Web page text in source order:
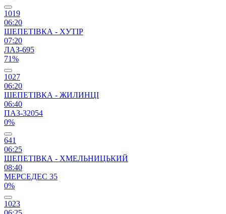
1019
06:20
ШЕПЕТІВКА - ХУТІР
07:20
ЛАЗ-695
71%
1027
06:20
ШЕПЕТІВКА - ЖИЛИНЦІ
06:40
ПАЗ-32054
0%
641
06:25
ШЕПЕТІВКА - ХМЕЛЬНИЦЬКИЙ
08:40
МЕРСЕДЕС 35
0%
1023